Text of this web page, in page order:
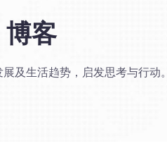
博客
及生活趋势，启发思考与行动。